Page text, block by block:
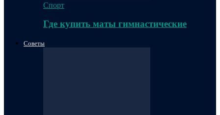
Спорт
Где купить маты гимнастические
Советы